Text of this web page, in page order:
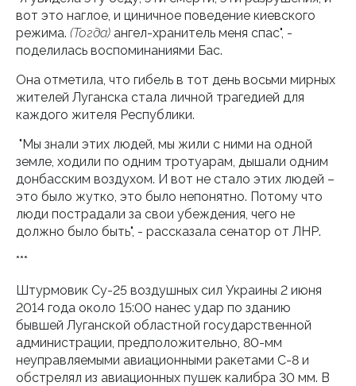
вот это наглое, и циничное поведение киевского
режима. (Тогда) ангел-хранитель меня спас", -
поделилась воспоминаниями Бас.
Она отметила, что гибель в тот день восьми мирных
жителей Луганска стала личной трагедией для
каждого жителя Республики.
"Мы знали этих людей, мы жили с ними на одной
земле, ходили по одним тротуарам, дышали одним
донбасским воздухом. И вот не стало этих людей –
это было жутко, это было непонятно. Потому что
люди пострадали за свои убеждения, чего не
должно было быть", - рассказала сенатор от ЛНР.
***
Штурмовик Су-25 воздушных сил Украины 2 июня
2014 года около 15:00 нанес удар по зданию
бывшей Луганской областной государственной
администрации, предположительно, 80-мм
неуправляемыми авиационными ракетами С-8 и
обстрелял из авиационных пушек калибра 30 мм. В